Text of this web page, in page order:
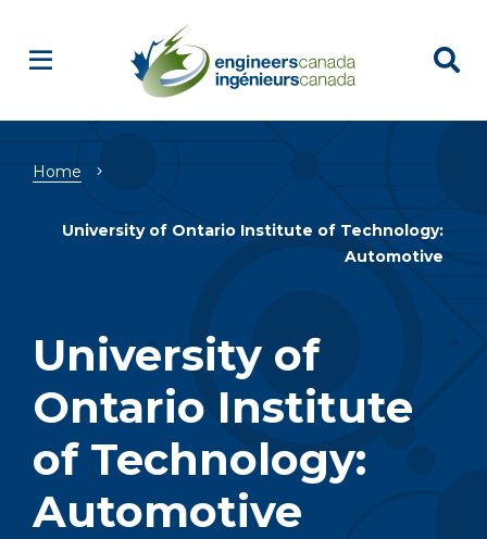
Breadcrumb
Home
University of Ontario Institute of Technology:
Automotive
University of
Ontario Institute
of Technology:
Automotive